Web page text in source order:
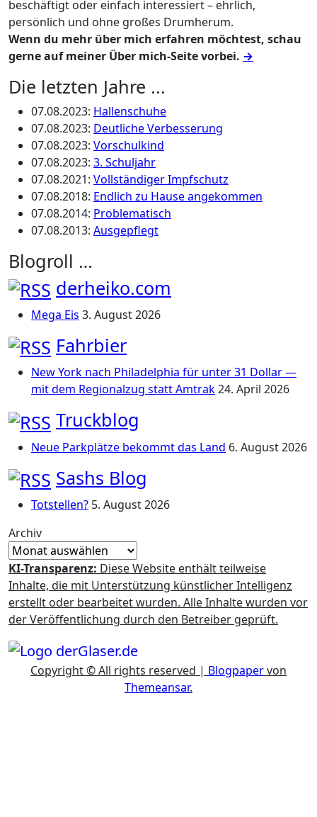
beschäftigt oder einfach interessiert – ehrlich,
persönlich und ohne großes Drumherum.
Wenn du mehr über mich erfahren möchtest, schau
gerne auf meiner Über mich-Seite vorbei. →
Die letzten Jahre ...
07.08.2023: Hallenschuhe
07.08.2023: Deutliche Verbesserung
07.08.2023: Vorschulkind
07.08.2023: 3. Schuljahr
07.08.2021: Vollständiger Impfschutz
07.08.2018: Endlich zu Hause angekommen
07.08.2014: Problematisch
07.08.2013: Ausgepflegt
Blogroll …
derheiko.com
Mega Eis 3. August 2026
Fahrbier
New York nach Philadelphia für unter 31 Dollar —
mit dem Regionalzug statt Amtrak24. April 2026
Truckblog
Neue Parkplätze bekommt das Land 6. August 2026
Sashs Blog
Totstellen? 5. August 2026
Archiv
KI-Transparenz: Diese Website enthält teilweise
Inhalte, die mit Unterstützung künstlicher Intelligenz
erstellt oder bearbeitet wurden. Alle Inhalte wurden vor
der Veröffentlichung durch den Betreiber geprüft.
Copyright © All rights reserved | Blogpapervon
Themeansar.